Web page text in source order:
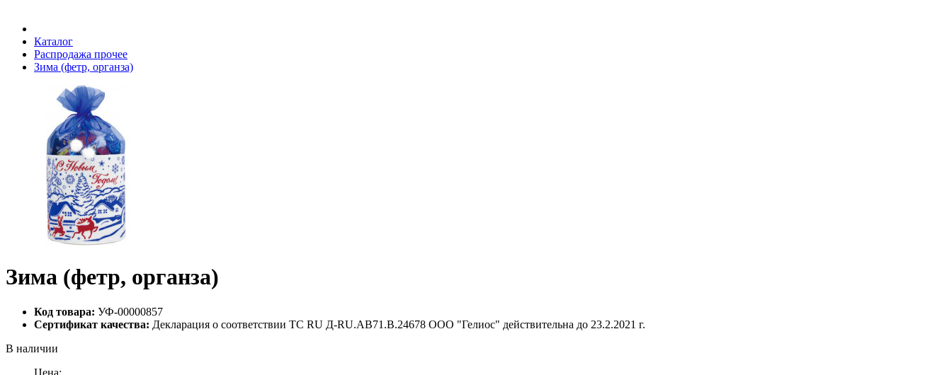
Каталог
Распродажа прочее
Зима (фетр, органза)
Зима (фетр, органза)
Код товара: УФ-00000857
Сертификат качества: Декларация о соответствии ТС RU Д-RU.АВ71.В.24678 ООО "Гелиос" действительна до 23.2.2021 г.
В наличии
Цена: